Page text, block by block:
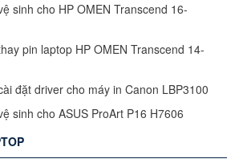
sinh cho HP OMEN Transcend 16-
pin laptop HP OMEN Transcend 14-
đặt driver cho máy in Canon LBP3100
sinh cho ASUS ProArt P16 H7606